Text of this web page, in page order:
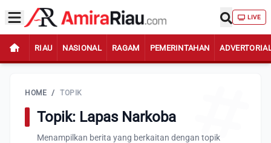
LIVE
RIAU NASIONAL RAGAM PEMERINTAHAN
HOME / TOPIK
Topik: Lapas Narkoba
Menampilkan berita yang berkaitan dengan topik